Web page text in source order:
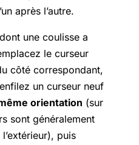
après l’autre.
dont une coulisse a
le curseur
côté correspondant,
un curseur neuf
orientation (sur
sont généralement
puis